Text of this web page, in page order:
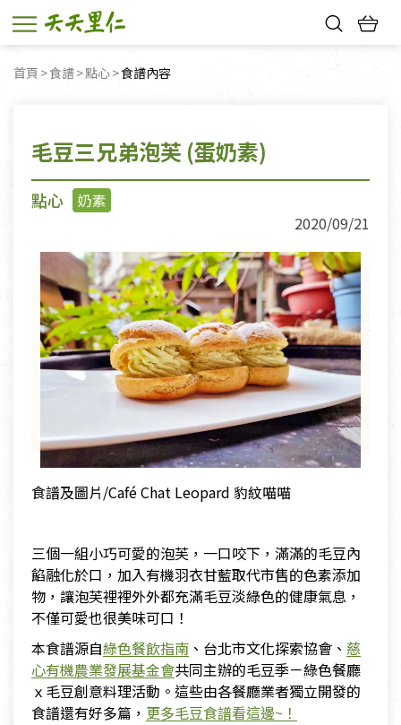
首頁 食譜 點心 目前頁面：
食譜內容
毛豆三兄弟泡芙 (蛋奶素)
點心
奶素
2020/09/21
食譜及圖片/Café Chat Leopard 豹紋喵喵
三個一組小巧可愛的泡芙，一口咬下，滿滿的毛豆內
餡融化於口，加入有機羽衣甘藍取代市售的色素添加
物，讓泡芙裡裡外外都充滿毛豆淡綠色的健康氣息，
不僅可愛也很美味可口！
本食譜源自綠色餐飲指南 、台北市文化探索協會、 慈
心有機農業發展基金會共同主辦的毛豆季－綠色餐廳
ｘ毛豆創意料理活動。這些由各餐廳業者獨立開發的
食譜還有好多篇， 更多毛豆食譜看這邊~！